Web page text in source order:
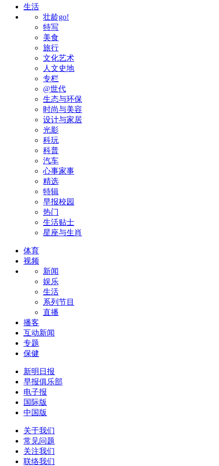
生活
壮龄go!
特写
美食
旅行
文化艺术
人文史地
专栏
@世代
生态与环保
时尚与美容
设计与家居
光影
科玩
科普
汽车
心事家事
精选
特辑
早报校园
热门
生活贴士
星座与生肖
体育
视频
新闻
娱乐
生活
系列节目
直播
播客
互动新闻
专题
保健
新明日报
早报俱乐部
电子报
国际版
中国版
关于我们
常见问题
关注我们
联络我们